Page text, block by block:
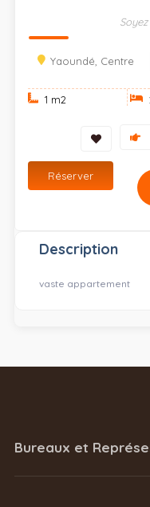
Yaoundé, Centre
1 m2
Réserver
Description
vaste appartement
Bureaux et